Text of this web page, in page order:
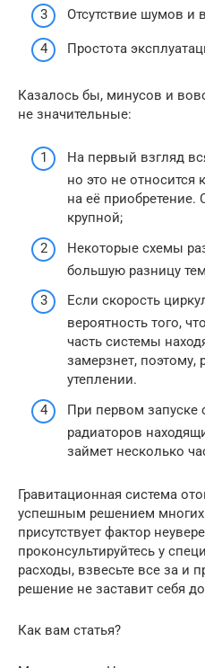
Отсутствие шумов и
Простота
Казалось бы, минусов и
не значительные:
На первый взгляд
но это не
на её приобретение.
крупной;
Некоторые схемы
большую разницу
Если скорость
вероятность того,
часть системы
замерзнет, поэтому,
утеплении.
При первом запуске
радиаторов
займет несколько
Гравитационная система
успешным решением многих
присутствует фактор
проконсультируйтесь у
расходы, взвесьте все за и
решение не заставит себя
Как вам статья?